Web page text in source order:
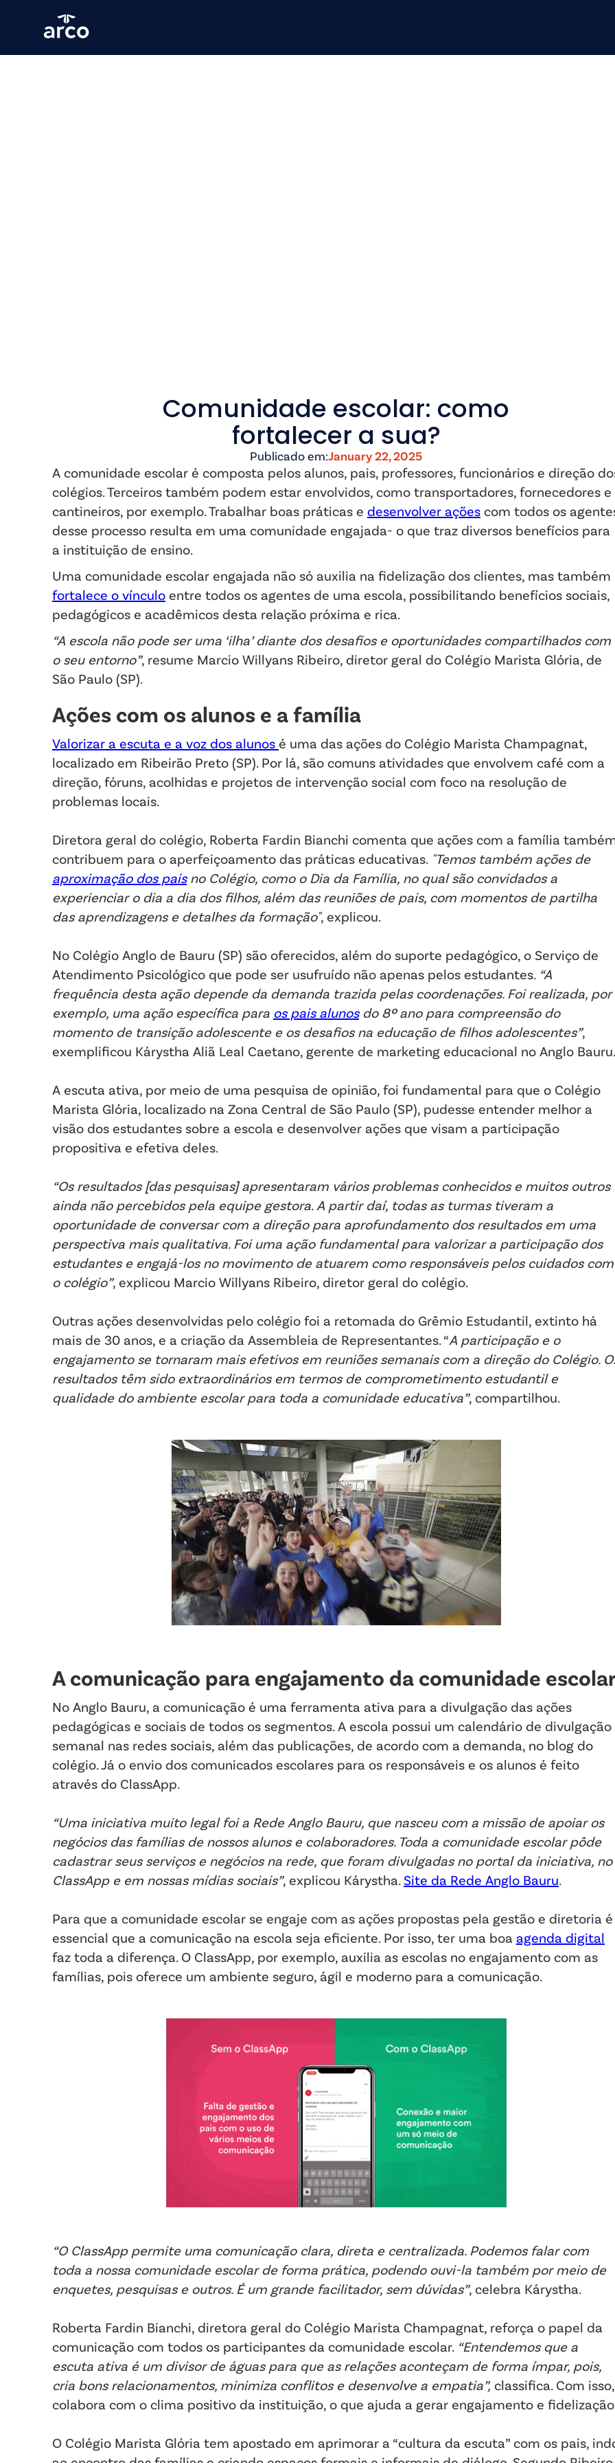
Comunidade escolar: como
fortalecer a sua?
Publicado em:January 22, 2025
A comunidade escolar é composta pelos alunos, pais, professores, funcionários e direção
colégios. Terceiros também podem estar envolvidos, como transportadores, fornecedores e
cantineiros, por exemplo. Trabalhar boas práticas e desenvolver ações com todos os
desse processo resulta em uma comunidade engajada- o que traz diversos benefícios para
a instituição de ensino.
Uma comunidade escolar engajada não só auxilia na fidelização dos clientes, mas também
fortalece o vínculo entre todos os agentes de uma escola, possibilitando benefícios sociais,
pedagógicos e acadêmicos desta relação próxima e rica.
“A escola não pode ser uma ‘ilha’ diante dos desafios e oportunidades compartilhados com
o seu entorno”, resume Marcio Willyans Ribeiro, diretor geral do Colégio Marista Glória, de
São Paulo (SP).
Ações com os alunos e a família
Valorizar a escuta e a voz dos alunos é uma das ações do Colégio Marista Champagnat,
localizado em Ribeirão Preto (SP). Por lá, são comuns atividades que envolvem café com a
direção, fóruns, acolhidas e projetos de intervenção social com foco na resolução de
problemas locais.
Diretora geral do colégio, Roberta Fardin Bianchi comenta que ações com a família
contribuem para o aperfeiçoamento das práticas educativas. "Temos também ações de
aproximação dos paisno Colégio, como o Dia da Família, no qual são convidados a
experienciar o dia a dia dos filhos, além das reuniões de pais, com momentos de partilha
das aprendizagens e detalhes da formação", explicou.
No Colégio Anglo de Bauru (SP) são oferecidos, além do suporte pedagógico, o Serviço de
Atendimento Psicológico que pode ser usufruído não apenas pelos estudantes. “A
frequência desta ação depende da demanda trazida pelas coordenações. Foi realizada, por
exemplo, uma ação específica para os pais alunosdo 8º ano para compreensão do
momento de transição adolescente e os desafios na educação de filhos adolescentes”,
exemplificou Kárystha Aliã Leal Caetano, gerente de marketing educacional no Anglo Bauru.
A escuta ativa, por meio de uma pesquisa de opinião, foi fundamental para que o Colégio
Marista Glória, localizado na Zona Central de São Paulo (SP), pudesse entender melhor a
visão dos estudantes sobre a escola e desenvolver ações que visam a participação
propositiva e efetiva deles.
“Os resultados [das pesquisas] apresentaram vários problemas conhecidos e muitos outros
ainda não percebidos pela equipe gestora. A partir daí, todas as turmas tiveram a
oportunidade de conversar com a direção para aprofundamento dos resultados em uma
perspectiva mais qualitativa. Foi uma ação fundamental para valorizar a participação dos
estudantes e engajá-los no movimento de atuarem como responsáveis pelos cuidados com
o colégio”, explicou Marcio Willyans Ribeiro, diretor geral do colégio.
Outras ações desenvolvidas pelo colégio foi a retomada do Grêmio Estudantil, extinto há
mais de 30 anos, e a criação da Assembleia de Representantes. “A participação e o
engajamento se tornaram mais efetivos em reuniões semanais com a direção do Colégio.
resultados têm sido extraordinários em termos de comprometimento estudantil e
qualidade do ambiente escolar para toda a comunidade educativa”, compartilhou.
A comunicação para engajamento da comunidade
No Anglo Bauru, a comunicação é uma ferramenta ativa para a divulgação das ações
pedagógicas e sociais de todos os segmentos. A escola possui um calendário de divulgação
semanal nas redes sociais, além das publicações, de acordo com a demanda, no blog do
colégio. Já o envio dos comunicados escolares para os responsáveis e os alunos é feito
através do ClassApp.
“Uma iniciativa muito legal foi a Rede Anglo Bauru, que nasceu com a missão de apoiar os
negócios das famílias de nossos alunos e colaboradores. Toda a comunidade escolar pôde
cadastrar seus serviços e negócios na rede, que foram divulgadas no portal da iniciativa, no
ClassApp e em nossas mídias sociais”, explicou Kárystha.Site da Rede Anglo Bauru.
Para que a comunidade escolar se engaje com as ações propostas pela gestão e diretoria é
essencial que a comunicação na escola seja eficiente. Por isso, ter uma boa agenda digital
faz toda a diferença. O ClassApp, por exemplo, auxilia as escolas no engajamento com as
famílias, pois oferece um ambiente seguro, ágil e moderno para a comunicação.
“O ClassApp permite uma comunicação clara, direta e centralizada. Podemos falar com
toda a nossa comunidade escolar de forma prática, podendo ouvi-la também por meio de
enquetes, pesquisas e outros. É um grande facilitador, sem dúvidas”, celebra Kárystha.
Roberta Fardin Bianchi, diretora geral do Colégio Marista Champagnat, reforça o papel da
comunicação com todos os participantes da comunidade escolar. “Entendemos que a
escuta ativa é um divisor de águas para que as relações aconteçam de forma ímpar, pois,
cria bons relacionamentos, minimiza conflitos e desenvolve a empatia”, classifica. Com isso,
colabora com o clima positivo da instituição, o que ajuda a gerar engajamento e
O Colégio Marista Glória tem apostado em aprimorar a “cultura da escuta” com os pais,